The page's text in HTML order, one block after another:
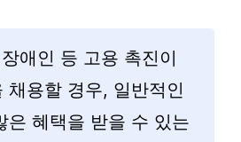
애인 등 고용 촉진이
채용할 경우, 일반적인
은 혜택을 받을 수 있는